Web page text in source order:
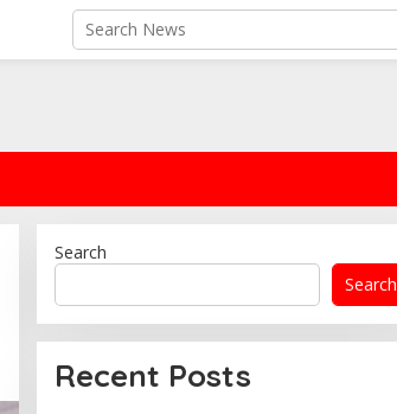
Search
Search
Recent Posts